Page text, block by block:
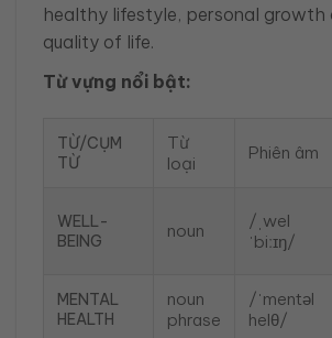
healthy lifestyle, personal growth
quality of life.
Từ vựng nổi bật:
TỪ/CỤM
TỪ
Từ
loại
Phiên âm
WELL-
BEING
noun
/ˌwel
ˈbiːɪŋ/
MENTAL
HEALTH
noun
phrase
/ˈmentəl
helθ/